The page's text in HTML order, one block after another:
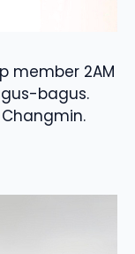
member 2AM
bagus.